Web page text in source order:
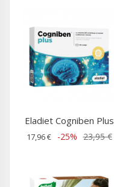
Eladiet Cogniben Plus
17,96 € -25% 23,95 €